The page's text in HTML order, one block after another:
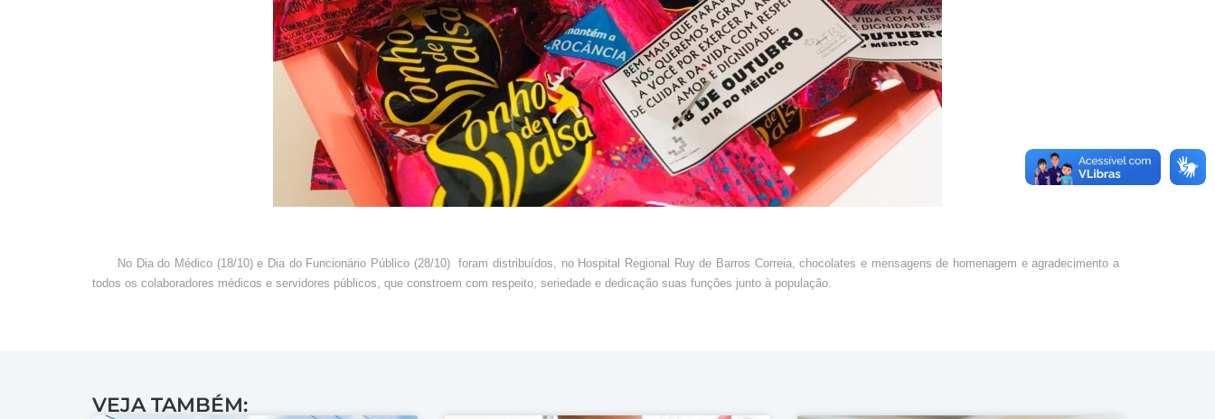
No Dia do Médico (18/10) e Dia do Funcionário Público (28/10) foram distribuídos, no Hospital Regional Ruy de Barros Correia, chocolates e mensagens de homenagem e agradecimento a
todos os colaboradores médicos e servidores públicos, que constroem com respeito, seriedade e dedicação suas funções junto à população.
VEJA TAMBÉM: